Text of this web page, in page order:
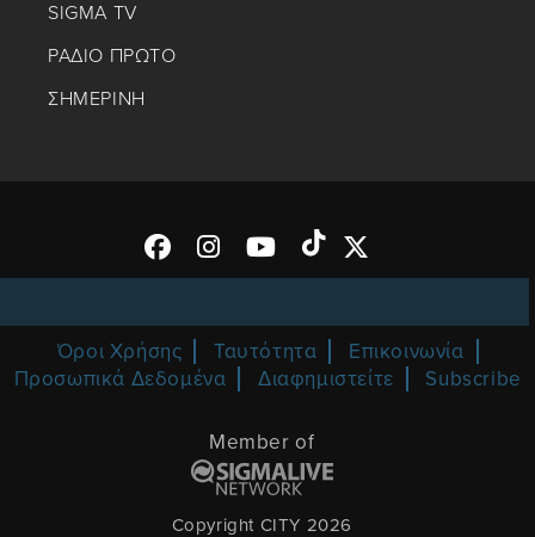
SIGMA TV
ΡΑΔΙΟ ΠΡΩΤΟ
ΣΗΜΕΡΙΝΗ
Όροι Χρήσης Ταυτότητα
Επικοινωνία
Προσωπικά Δεδομένα
Διαφημιστείτε Subscribe
Member of
Copyright CITY 2026